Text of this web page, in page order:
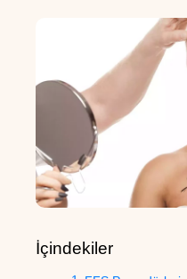
İçindekiler